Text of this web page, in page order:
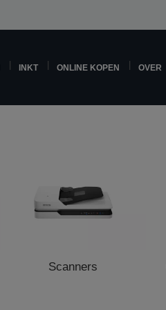
INKT ONLINE KOPEN OVER
Scanners